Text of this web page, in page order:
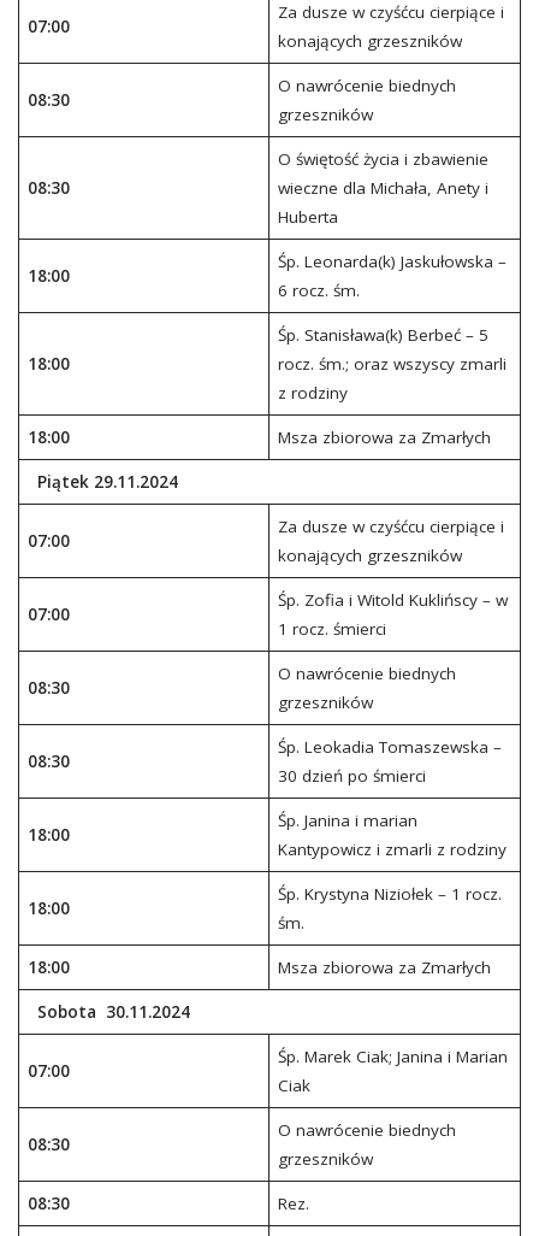
07:00
Za dusze w czyśćcu cierpiące i
konających grzeszników
08:30
O nawrócenie biednych
grzeszników
08:30
O świętość życia i zbawienie
wieczne dla Michała, Anety i
Huberta
18:00
Śp. Leonarda(k) Jaskułowska –
6 rocz. śm.
18:00
Śp. Stanisława(k) Berbeć – 5
rocz. śm.; oraz wszyscy zmarli
z rodziny
18:00 Msza zbiorowa za Zmarłych
Piątek 29.11.2024
07:00
Za dusze w czyśćcu cierpiące i
konających grzeszników
07:00
Śp. Zofia i Witold Kuklińscy – w
1 rocz. śmierci
08:30
O nawrócenie biednych
grzeszników
08:30
Śp. Leokadia Tomaszewska –
30 dzień po śmierci
18:00
Śp. Janina i marian
Kantypowicz i zmarli z rodziny
18:00
Śp. Krystyna Niziołek – 1 rocz.
śm.
18:00 Msza zbiorowa za Zmarłych
Sobota 30.11.2024
07:00
Śp. Marek Ciak; Janina i Marian
Ciak
08:30
O nawrócenie biednych
grzeszników
08:30 Rez.